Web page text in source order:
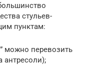
стульев-
пунктам:
можно перевозить
антресоли);